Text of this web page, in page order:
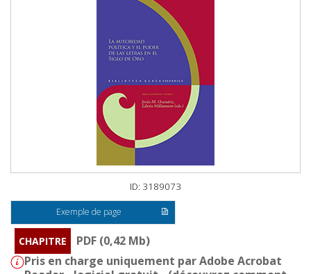
ID: 3189073
Exemple de page
CHAPITRE
PDF (0,42 Mb)
Pris en charge uniquement par Adobe Acrobat